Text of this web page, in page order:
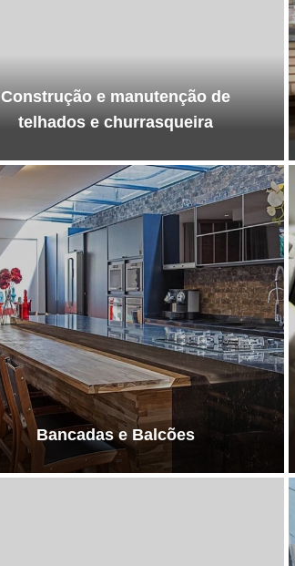
Construção e manutenção de
telhados e churrasqueira
Bancadas e Balcões